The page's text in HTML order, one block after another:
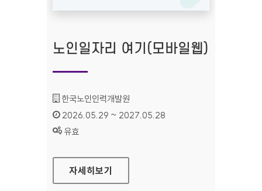
노인일자리 여기(모바일웹)
기관명 :
한국노인인력개발원
인증기간 :
2026.05.29 ~ 2027.05.28
상태 :
유효
노인일자리 여기(모바일웹)
자세히보기